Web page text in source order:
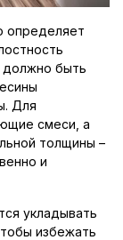
определяет
должно быть
Для
смеси, а
толщины –
и
укладывать
избежать